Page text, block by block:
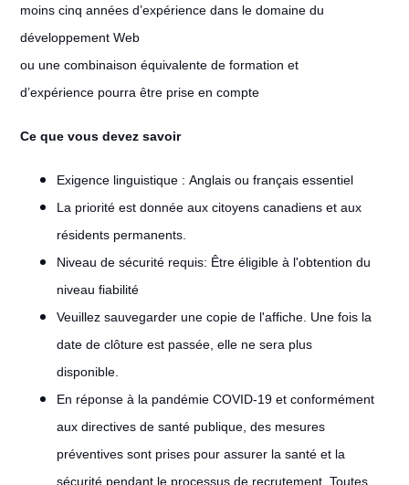
moins cinq années d’expérience dans le domaine du
développement Web
ou une combinaison équivalente de formation et
d’expérience pourra être prise en compte
Ce que vous devez savoir
Exigence linguistique : Anglais ou français essentiel
La priorité est donnée aux citoyens canadiens et aux
résidents permanents.
Niveau de sécurité requis: Être éligible à l'obtention du
niveau fiabilité
Veuillez sauvegarder une copie de l'affiche. Une fois la
date de clôture est passée, elle ne sera plus
disponible.
En réponse à la pandémie COVID-19 et conformément
aux directives de santé publique, des mesures
préventives sont prises pour assurer la santé et la
sécurité pendant le processus de recrutement. Toutes